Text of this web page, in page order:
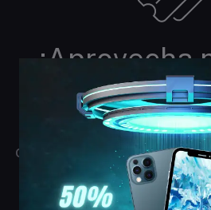
¡Aprovecha
Ofertas
Descuentos
cupones, solo por tiempo
pierdas!